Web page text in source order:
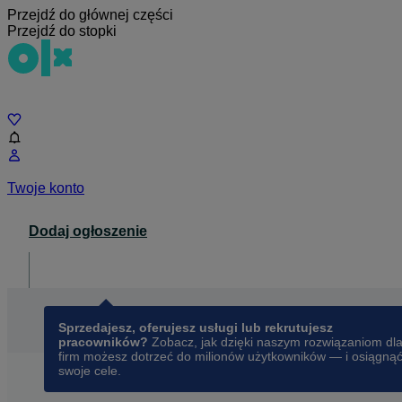
Przejdź do głównej części
Przejdź do stopki
Twoje konto
Dodaj ogłoszenie
Sprzedajesz, oferujesz usługi lub rekrutujesz
pracowników? Zobacz, jak dzięki naszym rozwiązaniom dla
firm możesz dotrzeć do milionów użytkowników — i osiągnąć
swoje cele.